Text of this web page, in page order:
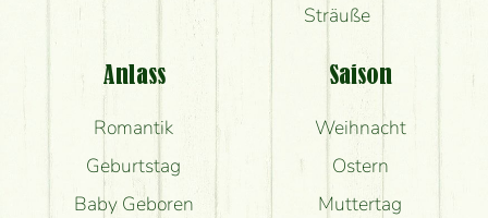
Sträuße
Anlass
Romantik
Geburtstag
Baby Geboren
Saison
Weihnacht
Ostern
Muttertag